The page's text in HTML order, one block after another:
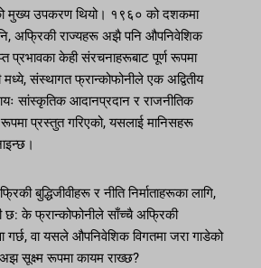
मुख्य उपकरण थियो। १९६० को दशकमा
अफ्रिकी राज्यहरू अझै पनि औपनिवेशिक
प्रभावका केही संरचनाहरूबाट पूर्ण रूपमा
संस्थागत फ्रान्कोफोनीले एक अद्वितीय
सांस्कृतिक आदानप्रदान र राजनीतिक
प्रस्तुत गरिएको, यसलाई मानिसहरू
बुद्धिजीवीहरू र नीति निर्माताहरूका लागि,
छ: के फ्रान्कोफोनीले साँच्चै अफ्रिकी
गर्छ, वा यसले औपनिवेशिक विगतमा जरा गाडेको
सूक्ष्म रूपमा कायम राख्छ?